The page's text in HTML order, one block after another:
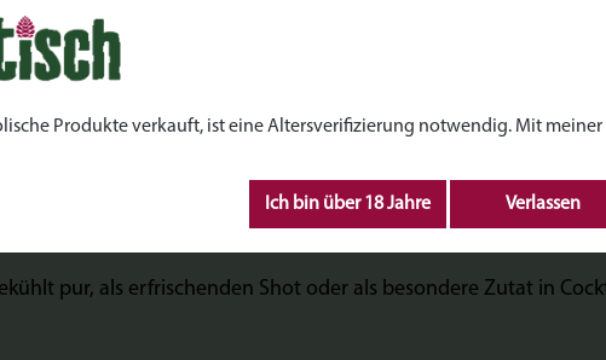
"TannWicht -
mit seiner milden Tannen Note ein überraschendes
pur, als erfrischenden Shot oder als besondere Zutat in
Produkte verkauft, ist eine Altersverifizierung notwendig. Mit
Ich bin über 18 Jahre Verlassen